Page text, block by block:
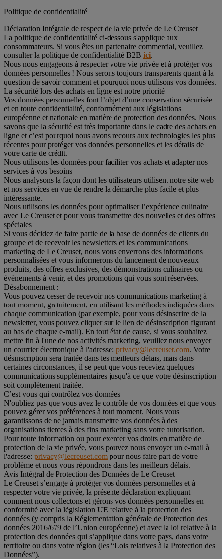
Politique de confidentialité
Déclaration Intégrale de respect de la vie privée de Le Creuset
La politique de confidentialité ci-dessous s'applique aux
consommateurs. Si vous êtes un partenaire commercial, veuillez
consulter la politique de confidentialité B2B ici.
Nous nous engageons à respecter votre vie privée et à protéger vos
données personnelles ! Nous serons toujours transparents quant à la
question de savoir comment et pourquoi nous utilisons vos données.
La sécurité lors des achats en ligne est notre priorité
Vos données personnelles font l’objet d’une conservation sécurisée
et en toute confidentialité, conformément aux législations
européenne et nationale en matière de protection des données. Nous
savons que la sécurité est très importante dans le cadre des achats en
ligne et c’est pourquoi nous avons recours aux technologies les plus
récentes pour protéger vos données personnelles et les détails de
votre carte de crédit.
Nous utilisons les données pour faciliter vos achats et adapter nos
services à vos besoins
Nous analysons la façon dont les utilisateurs utilisent notre site web
et nos services en vue de rendre la démarche plus facile et plus
intéressante.
Nous utilisons les données pour optimaliser l’expérience culinaire
avec Le Creuset et pour vous transmettre des nouvelles et des offres
spéciales
Si vous décidez de faire partie de la base de données de clients du
groupe et de recevoir les newsletters et les communications
marketing de Le Creuset, nous vous enverrons des informations
personnalisées et vous informerons du lancement de nouveaux
produits, des offres exclusives, des démonstrations culinaires ou
évènements à venir, et des promotions qui vous sont réservées.
Désabonnement :
Vous pouvez cesser de recevoir nos communications marketing à
tout moment, gratuitement, en utilisant les méthodes indiquées dans
chaque communication (par exemple, pour vous désinscrire de la
newsletter, vous pouvez cliquer sur le lien de désinscription figurant
au bas de chaque e-mail). En tout état de cause, si vous souhaitez
mettre fin à l'une de nos activités marketing, veuillez nous envoyer
un courrier électronique à l'adresse: privacy@lecreuset.com. Votre
désinscription sera traitée dans les meilleurs délais, mais dans
certaines circonstances, il se peut que vous receviez quelques
communications supplémentaires jusqu'à ce que votre désinscription
soit complètement traitée.
C’est vous qui contrôlez vos données
N'oubliez pas que vous avez le contrôle de vos données et que vous
pouvez gérer vos préférences à tout moment. Nous vous
garantissons de ne jamais transmettre vos données à des
organisations tierces à des fins marketing sans votre autorisation.
Pour toute information ou pour exercer vos droits en matière de
protection de la vie privée, vous pouvez nous envoyer un e-mail à
l'adresse: privacy@lecreuset.com pour nous faire part de votre
problème et nous vous répondrons dans les meilleurs délais.
Avis Intégral de Protection des Données de Le Creuset
Le Creuset s’engage à protéger vos données personnelles et à
respecter votre vie privée, la présente déclaration expliquant
comment nous collectons et gérons vos données personnelles en
conformité avec la législation UE relative à la protection des
données (y compris la Réglementation générale de Protection des
données 2016/679 de l’Union européenne) et avec la loi relative à la
protection des données qui s’applique dans votre pays, dans votre
territoire ou dans votre région (les “Lois relatives à la Protection des
Données”).